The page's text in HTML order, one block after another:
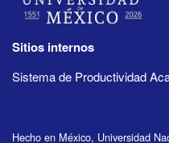
Sitios internos
Sistema de Productividad
Hecho en México, Universidad